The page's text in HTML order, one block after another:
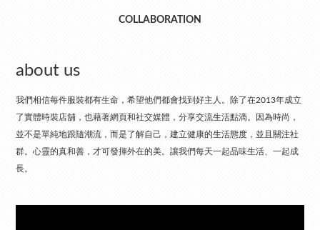
COLLABORATION
about us
我們相信每件服裝都有生命，希望他們都會找到好主人。除了在2013年成立
了實體時裝店舖，也藉著網頁和社交媒體，分享交流生活點滴。因為時尚，
並不是單純地跟隨潮流，而是了解自己，建立健康的生活態度，並且關注社
群。心靈的真和善，才可發揮外在的美。讓我們每天一起品味生活、一起成
長。